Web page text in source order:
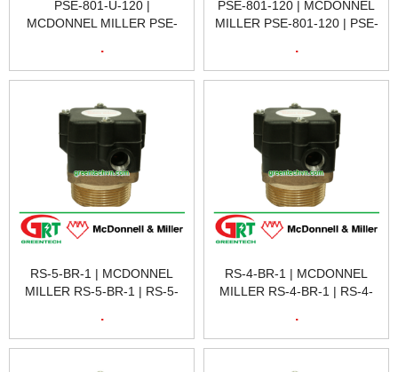
PSE-801-U-120 |
MCDONNEL MILLER PSE-
.
PSE-801-120 | MCDONNEL
MILLER PSE-801-120 | PSE-
.
RS-5-BR-1 | MCDONNEL
MILLER RS-5-BR-1 | RS-5-
.
RS-4-BR-1 | MCDONNEL
MILLER RS-4-BR-1 | RS-4-
.